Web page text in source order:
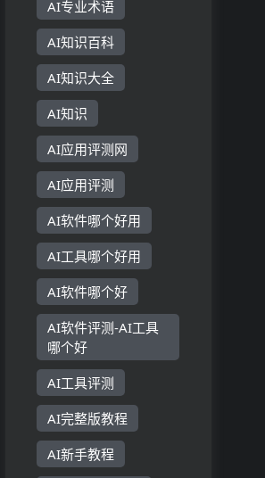
AI专业术语
AI知识百科
AI知识大全
AI知识
AI应用评测网
AI应用评测
AI软件哪个好用
AI工具哪个好用
AI软件哪个好
AI软件评测-AI工具
哪个好
AI工具评测
AI完整版教程
AI新手教程